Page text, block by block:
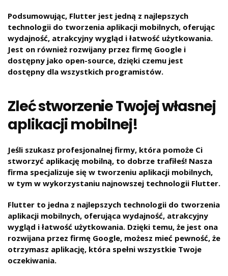
Podsumowując, Flutter jest jedną z najlepszych
technologii do tworzenia aplikacji mobilnych, oferując
wydajność, atrakcyjny wygląd i łatwość użytkowania.
Jest on również rozwijany przez firmę Google i
dostępny jako open-source, dzięki czemu jest
dostępny dla wszystkich programistów.
Zleć stworzenie Twojej własnej
aplikacji mobilnej!
Jeśli szukasz profesjonalnej firmy, która pomoże Ci
stworzyć aplikację mobilną, to dobrze trafiłeś! Nasza
firma specjalizuje się w tworzeniu aplikacji mobilnych,
w tym w wykorzystaniu najnowszej technologii Flutter.
Flutter to jedna z najlepszych technologii do tworzenia
aplikacji mobilnych, oferująca wydajność, atrakcyjny
wygląd i łatwość użytkowania. Dzięki temu, że jest ona
rozwijana przez firmę Google, możesz mieć pewność, że
otrzymasz aplikację, która spełni wszystkie Twoje
oczekiwania.